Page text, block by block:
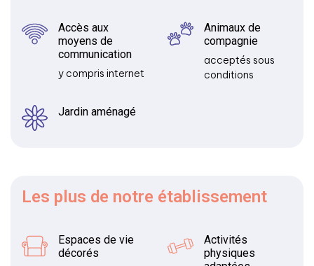
Accès aux
moyens de
communication
y compris internet
Animaux de
compagnie
acceptés sous
conditions
Jardin aménagé
Les plus de notre établissement
Espaces de vie
décorés
Activités
physiques